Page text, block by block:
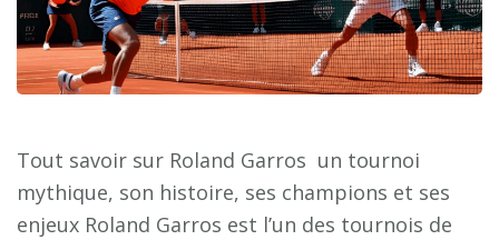
Tout savoir sur Roland Garros un tournoi
mythique, son histoire, ses champions et ses
enjeux Roland Garros est l’un des tournois de